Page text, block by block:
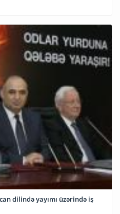
dilində yayımı üzərində iş